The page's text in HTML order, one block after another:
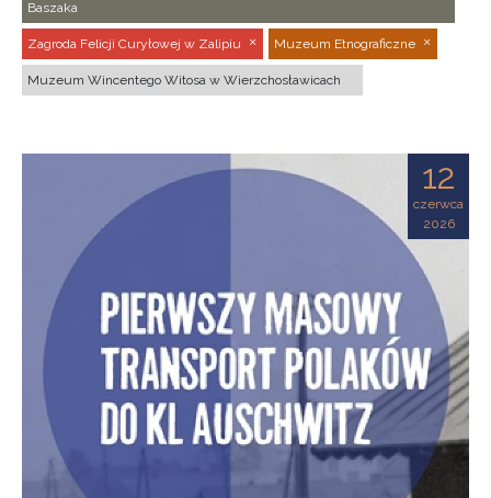
Baszaka
Zagroda Felicji Curyłowej w Zalipiu Muzeum Etnograficzne
Muzeum Wincentego Witosa w Wierzchosławicach
12
czerwca
2026